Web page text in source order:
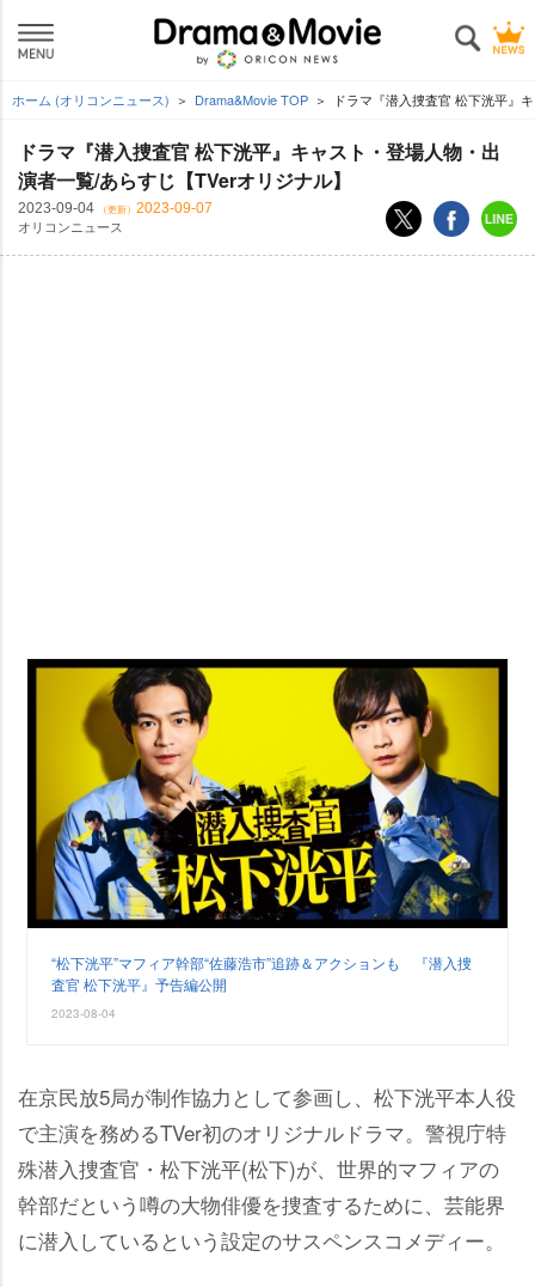
ホーム (オリコンニュース) Drama&Movie TOP ドラマ『潜入捜査官 松下洸平』
ドラマ『潜入捜査官 松下洸平』キャスト・登場人物・出
演者一覧/あらすじ【TVerオリジナル】
2023-09-04 （更新） 2023-09-07
オリコンニュース
“松下洸平”マフィア幹部“佐藤浩市”追跡＆アクションも 『潜入捜
査官 松下洸平』予告編公開
2023-08-04
在京民放5局が制作協力として参画し、松下洸平本人役
で主演を務めるTVer初のオリジナルドラマ。警視庁特
殊潜入捜査官・松下洸平(松下)が、世界的マフィアの
幹部だという噂の大物俳優を捜査するために、芸能界
に潜入しているという設定のサスペンスコメディー。